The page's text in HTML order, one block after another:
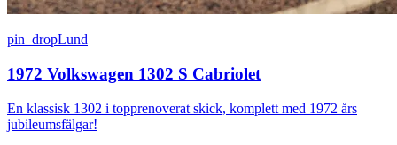
pin_dropLund
1972 Volkswagen 1302 S Cabriolet
En klassisk 1302 i topprenoverat skick, komplett med 1972 års
jubileumsfälgar!